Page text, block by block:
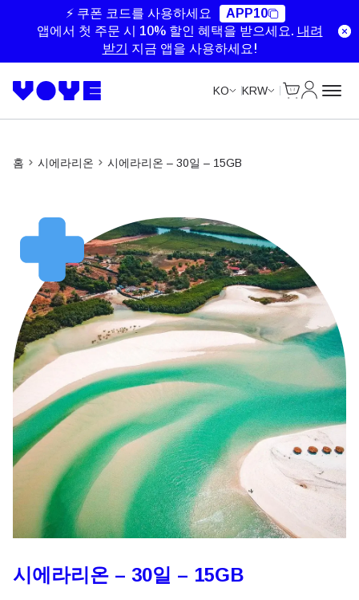
⚡ 쿠폰 코드를 사용하세요
APP10
앱에서 첫 주문 시 10% 할인 혜택을 받으세요. 내려
받기
지금 앱을 사용하세요!
KO KRW
홈 시에라리온 시에라리온 – 30일 – 15GB
시에라리온 – 30일 – 15GB